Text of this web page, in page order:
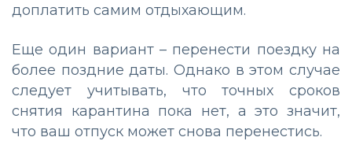
доплатить самим отдыхающим.
Еще один вариант – перенести поездку на
более поздние даты. Однако в этом случае
следует учитывать, что точных сроков
снятия карантина пока нет, а это значит,
что ваш отпуск может снова перенестись.